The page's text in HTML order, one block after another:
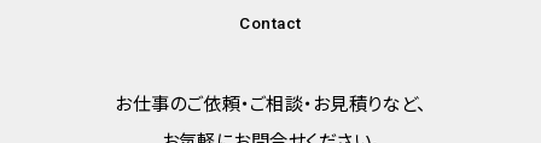
Contact
お仕事のご依頼・ご相談・お見積りなど、